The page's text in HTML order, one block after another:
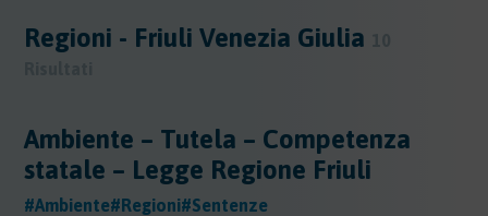
Altri Settori
Altri Settori
Altri Settori - Beni culturali
Ambiente
Regioni - Friuli Venezia Giulia
Ambiente – Tutela – Competenza
statale – Legge Regione Friuli
#Ambiente#Regioni#Sentenze